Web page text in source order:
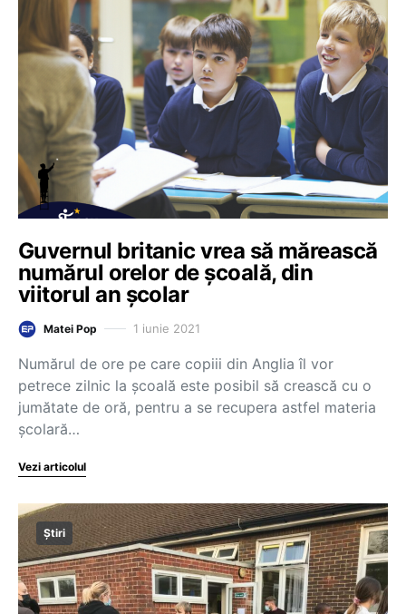
Guvernul britanic vrea să mărească
numărul orelor de școală, din
viitorul an școlar
Matei Pop 1 iunie 2021
Numărul de ore pe care copiii din Anglia îl vor
petrece zilnic la școală este posibil să crească cu o
jumătate de oră, pentru a se recupera astfel materia
școlară…
Vezi articolul
Știri